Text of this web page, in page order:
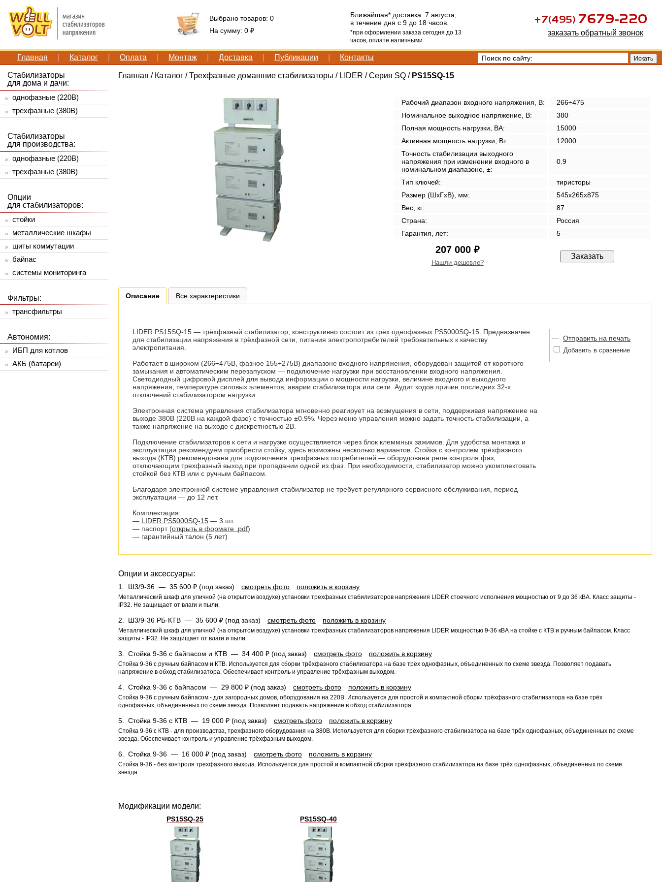
Выбрано товаров:0
На сумму:0 ₽
Ближайшая* доставка: 7 августа,
в течение дня с 9 до 18 часов.
*при оформлении заказа сегодня до 13
часов, оплате наличными
заказать обратный звонок
Главная Каталог Оплата Монтаж Доставка Публикации Контакты
Главная / Каталог / Трехфазные домашние стабилизаторы / LIDER / Серия SQ / PS15SQ-15
Рабочий диапазон входного напряжения, В:
266÷475
Номинальное выходное напряжение, В:
380
Полная мощность нагрузки, ВА:
15000
Активная мощность нагрузки, Вт:
12000
Точность стабилизации выходного
напряжения при изменении входного в
номинальном диапазоне, ±:
0.9
Тип ключей:
тиристоры
Размер (ШxГxВ), мм:
545x265x875
Вес, кг:
87
Страна:
Россия
Гарантия, лет:
5
207 000 ₽
Нашли дешевле?
Описание Все характеристики
LIDER PS15SQ-15 — трёхфазный стабилизатор, конструктивно состоит из трёх однофазных PS5000SQ-15. Предназначен
для стабилизации напряжения в трёхфазной сети, питания электропотребителей требовательных к качеству
электропитания.
Работает в широком (266÷475В, фазное 155÷275В) диапазоне входного напряжения, оборудован защитой от короткого
замыкания и автоматическим перезапуском — подключение нагрузки при восстановлении входного напряжения.
Светодиодный цифровой дисплей для вывода информации о мощности нагрузки, величине входного и выходного
напряжения, температуре силовых элементов, аварии стабилизатора или сети. Аудит кодов причин последних 32-х
отключений стабилизатором нагрузки.
Электронная система управления стабилизатора мгновенно реагирует на возмущения в сети, поддерживая напряжение на
выходе 380В (220В на каждой фазе) с точностью ±0.9%. Через меню управления можно задать точность стабилизации, а
также напряжение на выходе с дискретностью 2В.
Подключение стабилизаторов к сети и нагрузке осуществляется через блок клеммных зажимов. Для удобства монтажа и
эксплуатации рекомендуем приобрести стойку, здесь возможны несколько вариантов. Стойка с контролем трёхфазного
выхода (КТВ) рекомендована для подключения трехфазных потребителей — оборудована реле контроля фаз,
отключающим трехфазный выход при пропадании одной из фаз. При необходимости, стабилизатор можно укомплектовать
стойкой без КТВ или с ручным байпасом.
Благодаря электронной системе управления стабилизатор не требует регулярного сервисного обслуживания, период
эксплуатации — до 12 лет.
Комплектация:
— LIDER PS5000SQ-15 — 3 шт.
— паспорт (открыть в формате .pdf)
— гарантийный талон (5 лет)
— Отправить на печать
Добавить в сравнение
Опции и аксессуары:
1. Ш3/9-36 — 35 600 ₽ (под заказ) смотреть фото положить в корзину
Металлический шкаф для уличной (на открытом воздухе) установки трехфазных стабилизаторов напряжения LIDER стоечного исполнения мощностью от 9 до 36 кВА. Класс защиты -
IP32. Не защищает от влаги и пыли.
2. Ш3/9-36 РБ-КТВ — 35 600 ₽ (под заказ) смотреть фото положить в корзину
Металлический шкаф для уличной (на открытом воздухе) установки трехфазных стабилизаторов напряжения LIDER мощностью 9-36 кВА на стойке с КТВ и ручным байпасом. Класс
защиты - IP32. Не защищает от влаги и пыли.
3. Стойка 9-36 c байпаcом и КТВ — 34 400 ₽ (под заказ) смотреть фото положить в корзину
Стойка 9-36 с ручным байпасом и КТВ. Используется для сборки трёхфазного стабилизатора на базе трёх однофазных, объединенных по схеме звезда. Позволяет подавать
напряжение в обход стабилизатора. Обеспечивает контроль и управление трёхфазным выходом.
4. Стойка 9-36 c байпаcом — 29 800 ₽ (под заказ) смотреть фото положить в корзину
Стойка 9-36 с ручным байпасом - для загородных домов, оборудования на 220В. Используется для простой и компактной сборки трёхфазного стабилизатора на базе трёх
однофазных, объединенных по схеме звезда. Позволяет подавать напряжение в обход стабилизатора.
5. Стойка 9-36 с КТВ — 19 000 ₽ (под заказ) смотреть фото положить в корзину
Стойка 9-36 с КТВ - для производства, трехфазного оборудования на 380В. Используется для сборки трёхфазного стабилизатора на базе трёх однофазных, объединенных по схеме
звезда. Обеспечивает контроль и управление трёхфазным выходом.
6. Стойка 9-36 — 16 000 ₽ (под заказ) смотреть фото положить в корзину
Стойка 9-36 - без контроля трехфазного выхода. Используется для простой и компактной сборки трёхфазного стабилизатора на базе трёх однофазных, объединенных по схеме
звезда.
Модификации модели:
PS15SQ-25 PS15SQ-40
Стабилизаторы
для дома и дачи:
однофазные (220В)
трехфазные (380В)
Стабилизаторы
для производства:
однофазные (220В)
трехфазные (380В)
Опции
для стабилизаторов:
стойки
металлические шкафы
щиты коммутации
байпас
системы мониторинга
Фильтры:
трансфильтры
Автономия:
ИБП для котлов
АКБ (батареи)